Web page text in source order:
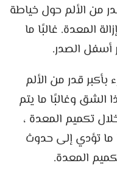
من الألم حول خياطة
المعدة. غالبًا ما
أسفل الصدر.
قدر من الألم
وغالبًا ما يتم
تكميم المعدة ،
ما تؤدي إلى حدوث
المعدة.